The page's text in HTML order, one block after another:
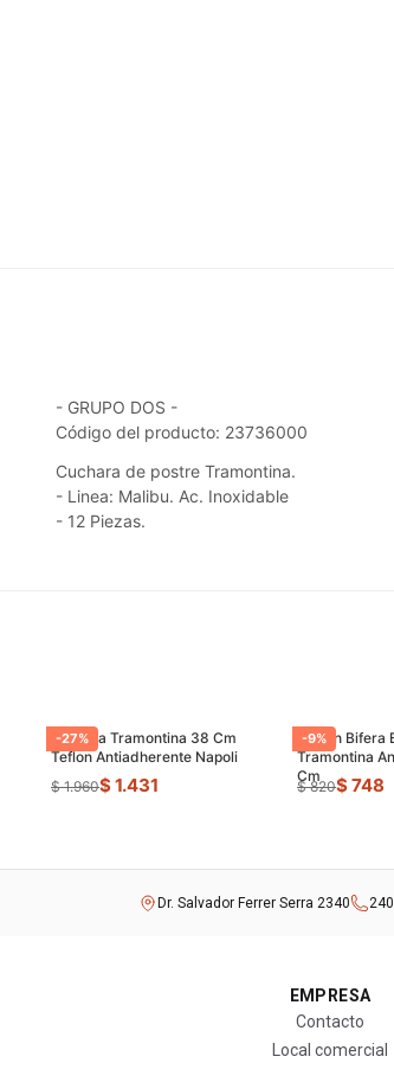
- GRUPO DOS -
Código del producto: 23736000
Cuchara de postre Tramontina.
- Linea: Malibu. Ac. Inoxidable
- 12 Piezas.
-27%
Paellera Tramontina 38 Cm
Teflon Antiadherente Napoli
$ 1.960$ 1.431
-9%
Sarten Bifera
Tramontina
Cm
$ 820$ 748
Dr. Salvador Ferrer Serra 2340
EMPRESA
Contacto
Local comercial